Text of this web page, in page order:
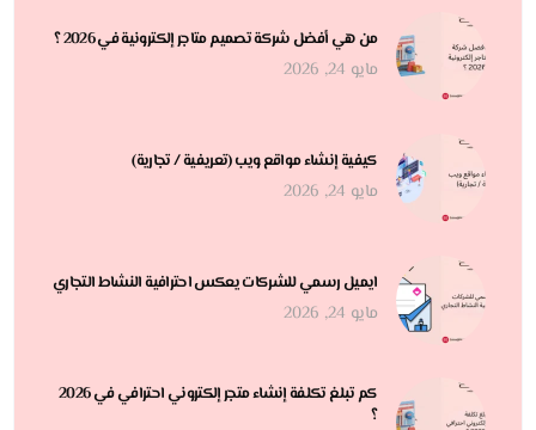
من هي أفضل شركة تصميم متاجر إلكترونية في 2026 ؟
مايو 24, 2026
كيفية إنشاء مواقع ويب (تعريفية / تجارية)
مايو 24, 2026
ايميل رسمي للشركات يعكس احترافية النشاط التجاري
مايو 24, 2026
كم تبلغ تكلفة إنشاء متجر إلكتروني احترافي في 2026
؟